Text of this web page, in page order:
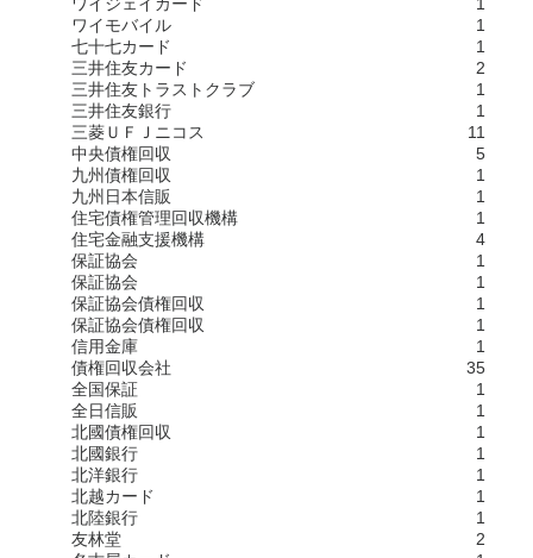
ワイジェイカード
1
ワイモバイル
1
七十七カード
1
三井住友カード
2
三井住友トラストクラブ
1
三井住友銀行
1
三菱ＵＦＪニコス
11
中央債権回収
5
九州債権回収
1
九州日本信販
1
住宅債権管理回収機構
1
住宅金融支援機構
4
保証協会
1
保証協会
1
保証協会債権回収
1
保証協会債権回収
1
信用金庫
1
債権回収会社
35
全国保証
1
全日信販
1
北國債権回収
1
北國銀行
1
北洋銀行
1
北越カード
1
北陸銀行
1
友林堂
2